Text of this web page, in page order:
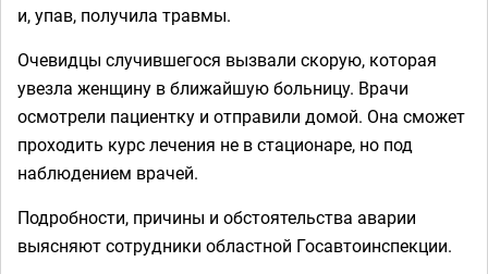
и, упав, получила травмы.
Очевидцы случившегося вызвали скорую, которая
увезла женщину в ближайшую больницу. Врачи
осмотрели пациентку и отправили домой. Она сможет
проходить курс лечения не в стационаре, но под
наблюдением врачей.
Подробности, причины и обстоятельства аварии
выясняют сотрудники областной Госавтоинспекции.